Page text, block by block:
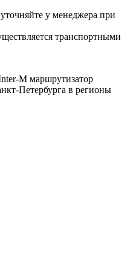
у менеджера при
транспортными
M маршрутизатор
Петербурга в регионы